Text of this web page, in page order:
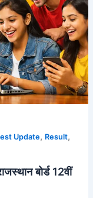
Update, Result,
बोर्ड 12वीं